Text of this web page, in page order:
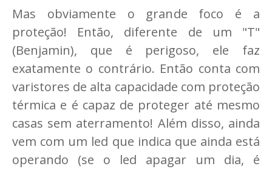
Mas obviamente o grande foco é a
proteção! Então, diferente de um "T"
(Benjamin), que é perigoso, ele faz
exatamente o contrário. Então conta com
varistores de alta capacidade com proteção
térmica e é capaz de proteger até mesmo
casas sem aterramento! Além disso, ainda
vem com um led que indica que ainda está
operando (se o led apagar um dia, é